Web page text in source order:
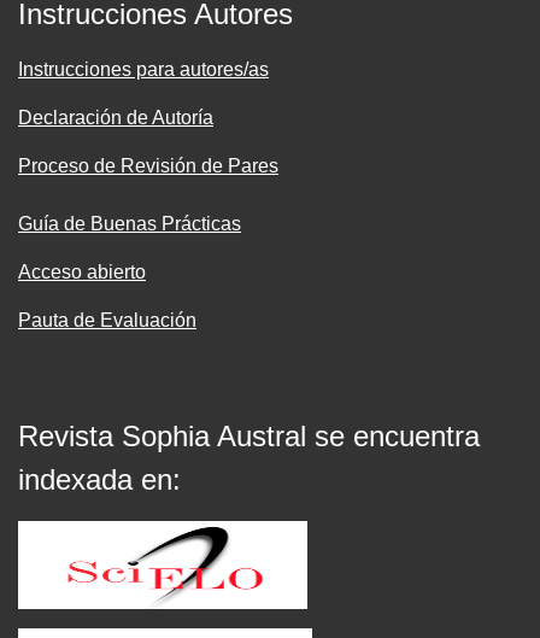
Instrucciones Autores
Instrucciones para autores/as
Declaración de Autoría
Proceso de Revisión de Pares
Guía de Buenas Prácticas
Acceso abierto
Pauta de Evaluación
Revista Sophia Austral se encuentra
indexada en: